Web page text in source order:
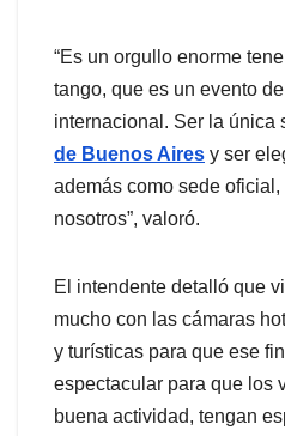
“Es un orgullo enorme
tango, que es un evento
internacional. Ser la única
de Buenos Aires y ser
además como sede
nosotros”, valoró.
El intendente detalló que
mucho con las cámaras
y turísticas para que ese
espectacular para que los
buena actividad, tengan